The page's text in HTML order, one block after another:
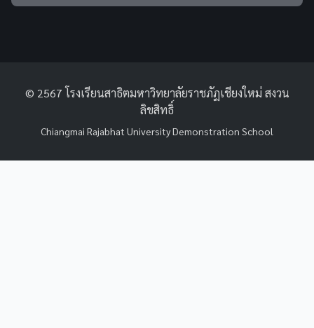
© 2567 โรงเรียนสาธิตมหาวิทยาลัยราชภัฏเชียงใหม่ สงวน
ลิขสิทธิ์
Chiangmai Rajabhat University Demonstration School